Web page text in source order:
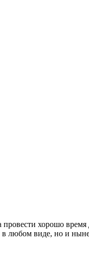
хорошо
любом виде, но и